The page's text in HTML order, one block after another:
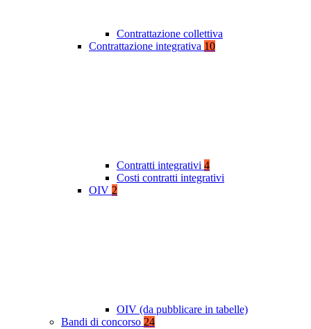
Contrattazione collettiva
Contrattazione integrativa 10
Contratti integrativi 4
Costi contratti integrativi
OIV 2
OIV (da pubblicare in tabelle)
Bandi di concorso 24